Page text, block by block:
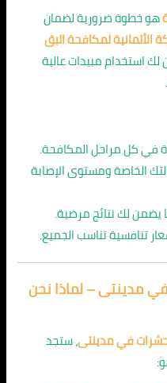
هو خطوة ضرورية لضمان
الألمانية لمكافحة البق
استخدام مبيدات عالية
في كل مراحل المكافحة.
الخاصة ومستوى الإصابة
يضمن لك نتائج مرضية.
تنافسية تناسب الجميع.
مدينتى – لماذا نحن
في مدينتى، ستجد